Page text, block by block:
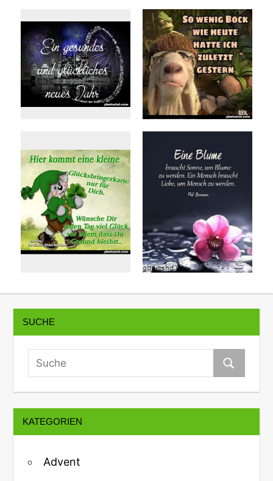
SUCHE
KATEGORIEN
Advent